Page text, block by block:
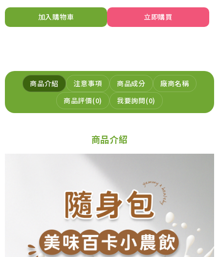
加入購物車
元氣穀力-五穀粉_加購
NT$299 NT$299
加入購物車
元氣穀力-豆漿粉_加購
NT$299NT$299
加入購物車
加入購物車 立即購買
商品介紹 注意事項 商品成分
廠商名稱
商品評價 0 我要詢問 0
商品介紹